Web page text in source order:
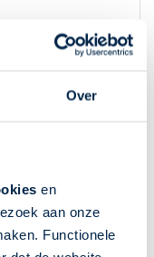
Over
en
aan onze
Functionele
reis